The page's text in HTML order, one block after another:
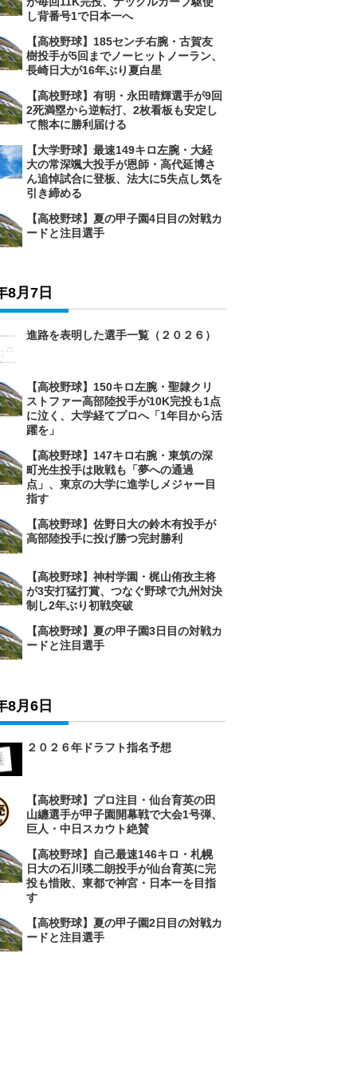
し背番号1で日本一へ
【高校野球】185センチ右腕・古賀友
樹投手が5回までノーヒットノーラン、
長崎日大が16年ぶり夏白星
【高校野球】有明・永田晴輝選手が9回
2死満塁から逆転打、2枚看板も安定し
て熊本に勝利届ける
【大学野球】最速149キロ左腕・大経
大の常深颯大投手が恩師・高代延博さ
ん追悼試合に登板、法大に5失点し気を
引き締める
【高校野球】夏の甲子園4日目の対戦カ
ードと注目選手
8月7日
進路を表明した選手一覧（２０２６）
【高校野球】150キロ左腕・聖隷クリ
ストファー高部陸投手が10K完投も1点
に泣く、大学経てプロへ「1年目から活
躍を」
【高校野球】147キロ右腕・東筑の深
町光生投手は敗戦も「夢への通過
点」、東京の大学に進学しメジャー目
指す
【高校野球】佐野日大の鈴木有投手が
高部陸投手に投げ勝つ完封勝利
【高校野球】神村学園・梶山侑孜主将
が3安打猛打賞、つなぐ野球で九州対決
制し2年ぶり初戦突破
【高校野球】夏の甲子園3日目の対戦カ
ードと注目選手
8月6日
２０２６年ドラフト指名予想
【高校野球】プロ注目・仙台育英の田
山纏選手が甲子園開幕戦で大会1号弾、
巨人・中日スカウト絶賛
【高校野球】自己最速146キロ・札幌
日大の石川瑛二朗投手が仙台育英に完
投も惜敗、東都で神宮・日本一を目指
す
【高校野球】夏の甲子園2日目の対戦カ
ードと注目選手